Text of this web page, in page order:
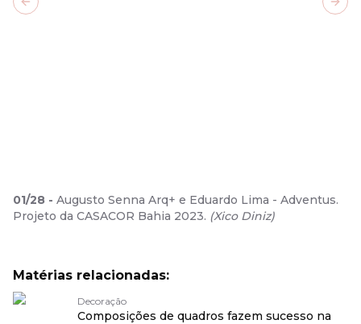
01/28 - Augusto Senna Arq+ e Eduardo Lima - Adventus.
Projeto da CASACOR Bahia 2023. (Xico Diniz)
Previous slide
Matérias relacionadas:
Decoração
Composições de quadros fazem sucesso na